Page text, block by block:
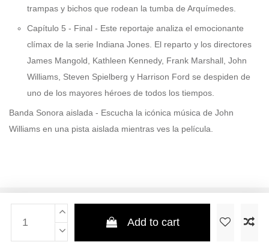
Add to cart
trampas y bichos que rodean la tumba de Arquímedes.
Capítulo 5 - Final - Este reportaje analiza el emocionante
clímax de la serie Indiana Jones. El reparto y los directores
James Mangold, Kathleen Kennedy, Frank Marshall, John
Williams, Steven Spielberg y Harrison Ford se despiden de
uno de los mayores héroes de todos los tiempos.
Banda Sonora aislada - Escucha la icónica música de John
Williams en una pista aislada mientras ves la película.